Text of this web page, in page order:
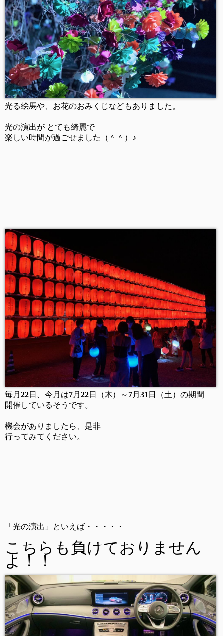
光る絵馬や、お花のおみくじなどもありました。
光の演出が とても綺麗で
楽しい時間が過ごせました（＾＾）♪
毎月 22日、今月は7月 22日（木）～ 7月 31 日（土）の期間
開催しているそうです。
機会がありましたら、是非
行ってみてください。
「光の演出」といえば・・・・・
こちらも負けておりません
よ！！